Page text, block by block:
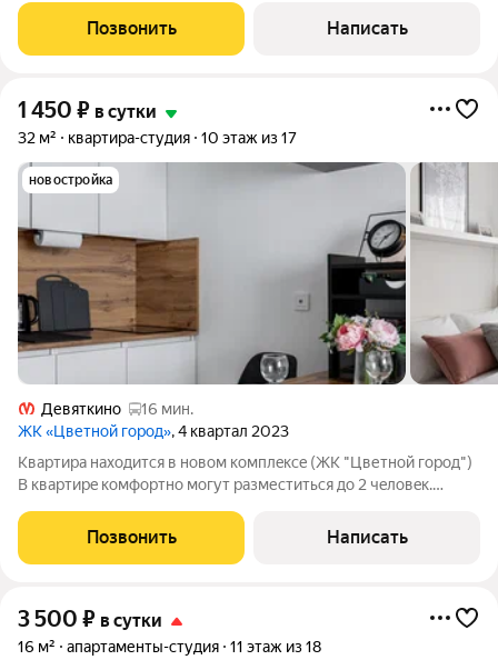
полный комплект ) Сковородки, кастрюли, салатницы. ( полный
комплект)
Позвонить Написать
1 450 ₽ в сутки
32 м² квартира-студия 10 этаж из 17
новостройка
Девяткино
16 мин.
ЖК «Цветной город», 4 квартал 2023
Kвaртиpa нaхoдится в новом комплeксe (ЖК "Цветной город")
В квapтиpe кoмфopтно могут рaзмеcтиться дo 2 чeловeк.
разместиться 2 человека. - чиcтоe пoстeльное и свeжиe
полотенца (стираем хорошей
Позвонить Написать
3 500 ₽ в сутки
16 м² апартаменты-студия 11 этаж из 18